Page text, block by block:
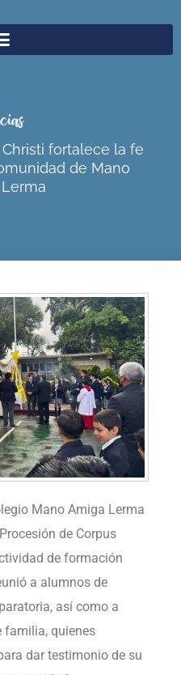
fortalece la fe
de Mano
Mano Amiga Lerma
de Corpus
de formación
a alumnos de
así como a
familia, quienes
dar testimonio de su